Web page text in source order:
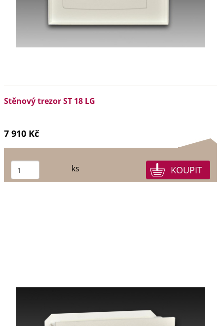
Stěnový trezor ST 18 LG
7 910 Kč
ks